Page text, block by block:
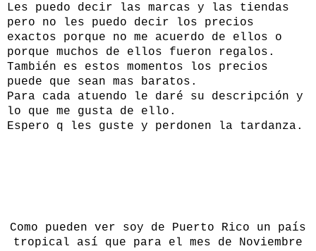
Les puedo decir las marcas y las tiendas
pero no les puedo decir los precios
exactos porque no me acuerdo de ellos o
porque muchos de ellos fueron regalos.
También es estos momentos los precios
puede que sean mas baratos.
Para cada atuendo le daré su descripción y
lo que me gusta de ello.
Espero q les guste y perdonen la tardanza.
Como pueden ver soy de Puerto Rico un país
tropical así que para el mes de Noviembre